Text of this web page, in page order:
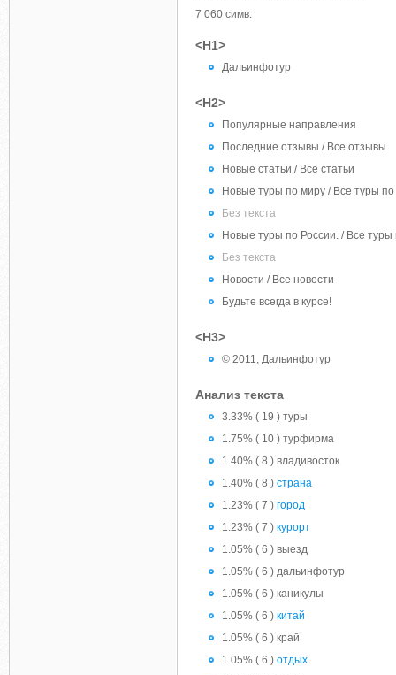
7 060 симв.
<H1>
Дальинфотур
<H2>
Популярные направления
Последние отзывы / Все отзывы
Новые статьи / Все статьи
Новые туры по миру / Все туры
Без текста
Новые туры по России. / Все туры
Без текста
Новости / Все новости
Будьте всегда в курсе!
<H3>
© 2011, Дальинфотур
Анализ текста
3.33% ( 19 ) туры
1.75% ( 10 ) турфирма
1.40% ( 8 ) владивосток
1.40% ( 8 ) страна
1.23% ( 7 ) город
1.23% ( 7 ) курорт
1.05% ( 6 ) выезд
1.05% ( 6 ) дальинфотур
1.05% ( 6 ) каникулы
1.05% ( 6 ) китай
1.05% ( 6 ) край
1.05% ( 6 ) отдых